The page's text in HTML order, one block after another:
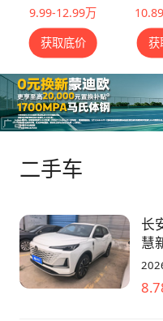
9.99-12.99万
获取底价
获
二手车
长
慧